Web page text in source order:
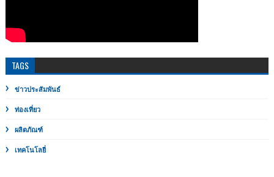
TAGS
ข่าวประสัมพันธ์
ท่องเที่ยว
ผลิตภัณฑ์
เทคโนโลยี่